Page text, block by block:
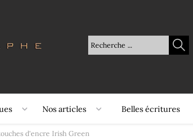
Nos articles Belles écritures
d'encre Irish Green